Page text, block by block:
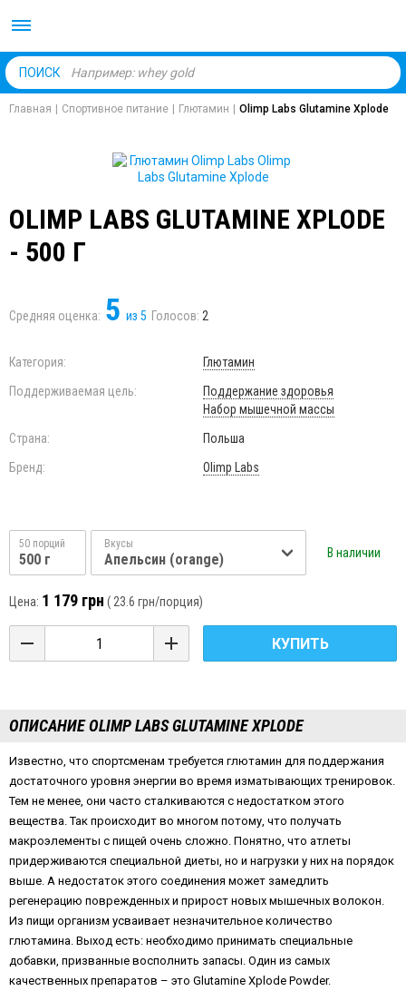
ПОИСК
Главная Спортивное питание Глютамин Olimp Labs Glutamine Xplode
OLIMP LABS GLUTAMINE XPLODE
- 500 Г
Средняя оценка: 5 из 5 Голосов: 2
Категория:
Глютамин
Поддерживаемая цель:
Поддержание здоровья
Набор мышечной массы
Страна:
Польша
Бренд:
Olimp Labs
50 порций
500 г
Вкусы
Апельсин (orange) В наличии
Цена: 1 179 грн ( 23.6 грн/порция)
КУПИТЬ
ОПИСАНИЕ OLIMP LABS GLUTAMINE XPLODE
Известно, что спортсменам требуется глютамин для поддержания
достаточного уровня энергии во время изматывающих тренировок.
Тем не менее, они часто сталкиваются с недостатком этого
вещества. Так происходит во многом потому, что получать
макроэлементы с пищей очень сложно. Понятно, что атлеты
придерживаются специальной диеты, но и нагрузки у них на порядок
выше. А недостаток этого соединения может замедлить
регенерацию поврежденных и прирост новых мышечных волокон.
Из пищи организм усваивает незначительное количество
глютамина. Выход есть: необходимо принимать специальные
добавки, призванные восполнить запасы. Один из самых
качественных препаратов – это Glutamine Xplode Powder.